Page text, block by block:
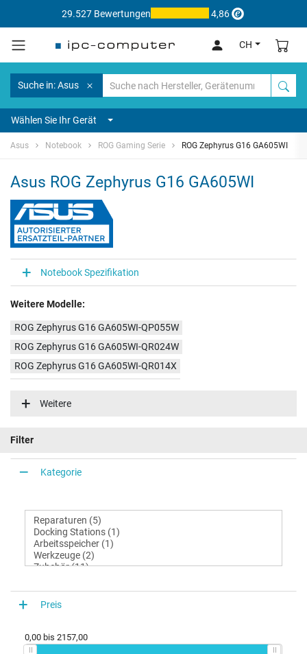
29.527 Bewertungen 4,86
CH
Suche in: Asus
Wählen Sie Ihr Gerät
Asus Notebook ROG Gaming Serie ROG Zephyrus G16 GA605WI
Asus ROG Zephyrus G16 GA605WI
Notebook Spezifikation
Weitere Modelle:
ROG Zephyrus G16 GA605WI-QP055W
ROG Zephyrus G16 GA605WI-QR024W
ROG Zephyrus G16 GA605WI-QR014X
Weitere
Filter
Kategorie
Preis
0,00 bis 2157,00